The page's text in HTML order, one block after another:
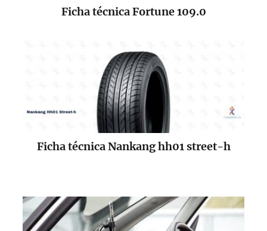
Ficha técnica Fortune 109.0
Ficha técnica Nankang hh01 street-h